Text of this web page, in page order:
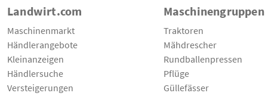
Landwirt.com
Maschinenmarkt
Händlerangebote
Kleinanzeigen
Händlersuche
Versteigerungen
Maschinengruppen
Traktoren
Mähdrescher
Rundballenpressen
Pflüge
Güllefässer